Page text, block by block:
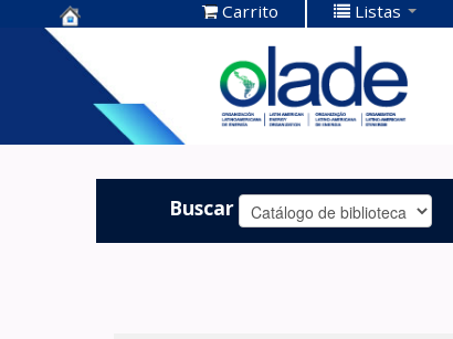
Centro de
Documentación
OLADE -
Carrito Listas
Buscar